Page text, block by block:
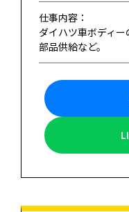
仕事内容：
ダイハツ車ボディー
部品供給など。